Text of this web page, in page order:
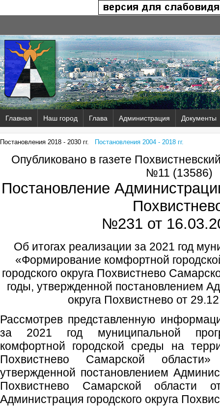
Главная Наш город Глава Администрация Документы
Постановления 2018 - 2030 гг. Постановления 2004 - 2018 гг.
Опубликовано в газете
№11 (13586)
Постановление
№231 от
Об итогах реализации за 2021 год
«Формирование комфортной
городского округа Похвистнево
годы, утвержденной постановлением
округа Похвистнево от
Рассмотрев представленную
за 2021 год муниципальной
комфортной городской среды на
Похвистнево Самарской
утвержденной постановлением
Похвистнево Самарской
Администрация городского округа